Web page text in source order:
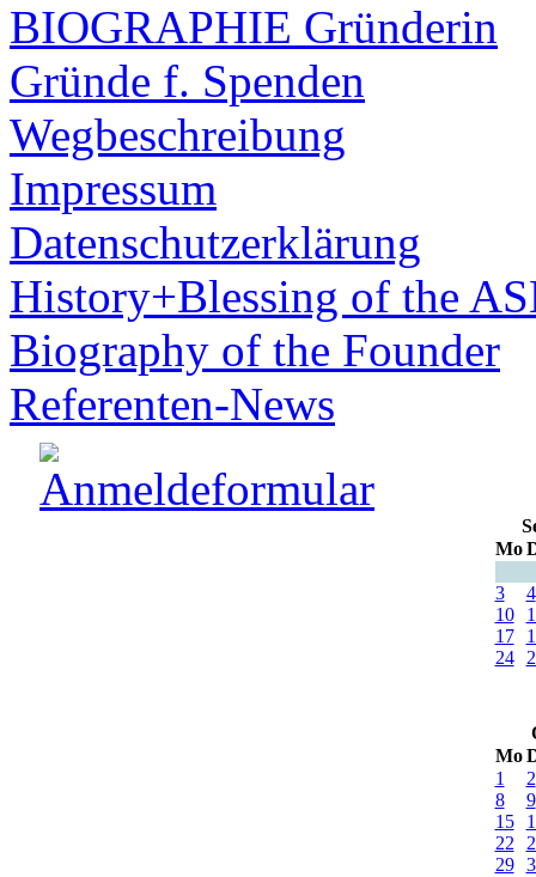
BIOGRAPHIE Gründerin
Gründe f. Spenden
Wegbeschreibung
Impressum
Datenschutzerklärung
History+Blessing of the
Biography of the Founder
Referenten-News
Mo
3
4
10
17
24
Mo
1
2
8
9
15
22
29